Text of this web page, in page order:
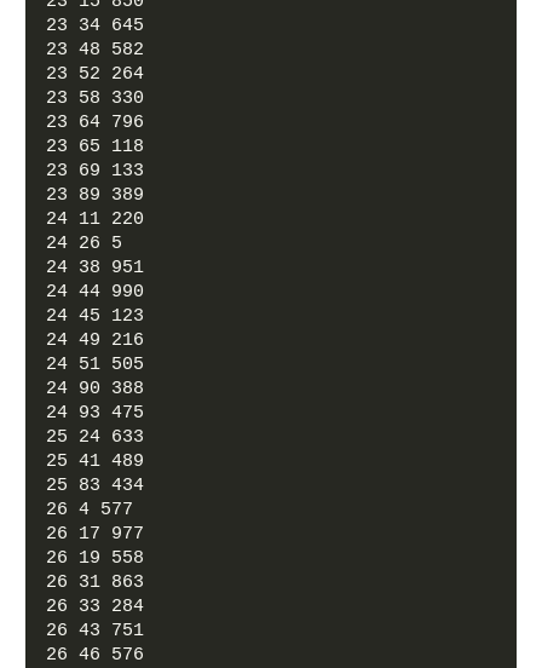
23 34 645
23 48 582
23 52 264
23 58 330
23 64 796
23 65 118
23 69 133
23 89 389
24 11 220
24 26 5
24 38 951
24 44 990
24 45 123
24 49 216
24 51 505
24 90 388
24 93 475
25 24 633
25 41 489
25 83 434
26 4 577
26 17 977
26 19 558
26 31 863
26 33 284
26 43 751
26 46 576